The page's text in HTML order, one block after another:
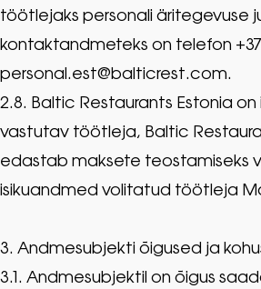
töötlejaks personali äritegevuse
kontaktandmeteks on telefon
personal.est@balticrest.com.
2.8. Baltic Restaurants Estonia
vastutav töötleja, Baltic
edastab maksete teostamiseks
isikuandmed volitatud töötleja
3. Andmesubjekti õigused ja
3.1. Andmesubjektil on õigus